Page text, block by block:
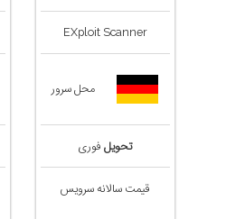
EXploit Scanner
محل سرور
تحویل فوری
قیمت سالانه سرویس